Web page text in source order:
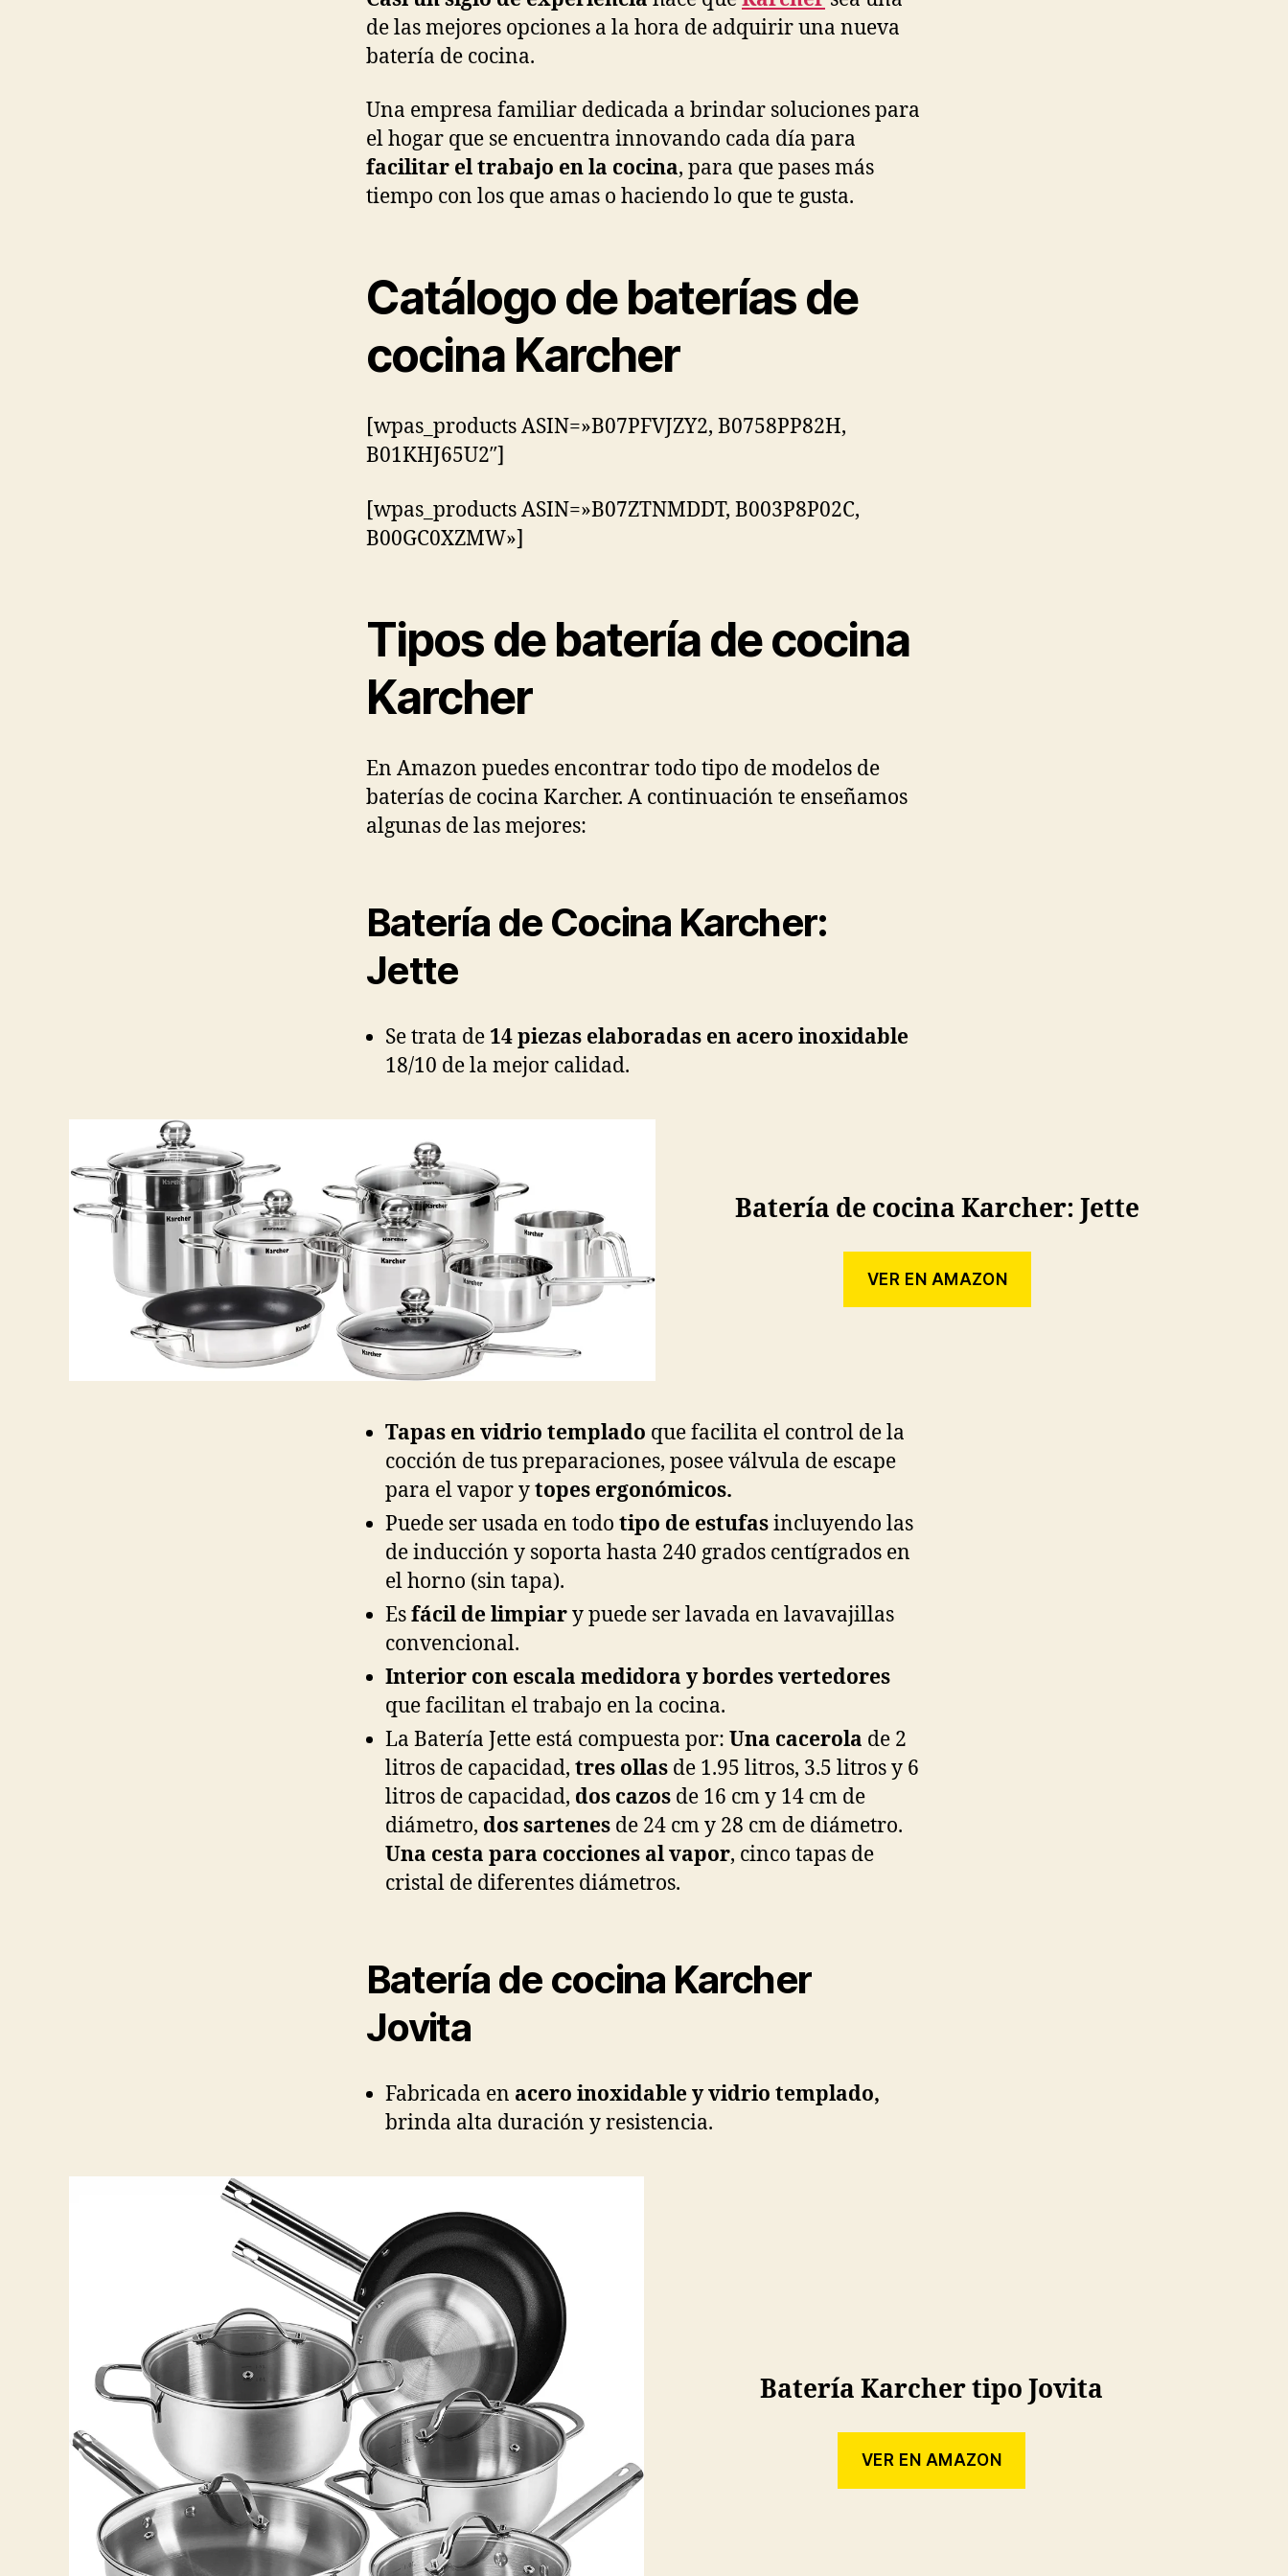
de las mejores opciones a la hora de adquirir una nueva
batería de cocina.
Una empresa familiar dedicada a brindar soluciones para
el hogar que se encuentra innovando cada día para
facilitar el trabajo en la cocina, para que pases más
tiempo con los que amas o haciendo lo que te gusta.
Catálogo de baterías de
cocina Karcher
[wpas_products ASIN=»B07PFVJZY2, B0758PP82H,
B01KHJ65U2″]
[wpas_products ASIN=»B07ZTNMDDT, B003P8P02C,
B00GC0XZMW»]
Tipos de batería de cocina
Karcher
En Amazon puedes encontrar todo tipo de modelos de
baterías de cocina Karcher. A continuación te enseñamos
algunas de las mejores:
Batería de Cocina Karcher:
Jette
Se trata de 14 piezas elaboradas en acero inoxidable
18/10 de la mejor calidad.
Batería de cocina Karcher: Jette
VER EN AMAZON
Tapas en vidrio templado que facilita el control de la
cocción de tus preparaciones, posee válvula de escape
para el vapor ytopes ergonómicos.
Puede ser usada en todo tipo de estufasincluyendo las
de inducción y soporta hasta 240 grados centígrados en
el horno (sin tapa).
Esfácil de limpiary puede ser lavada en lavavajillas
convencional.
Interior con escala medidora y bordes vertedores
que facilitan el trabajo en la cocina.
La Batería Jette está compuesta por: Una cacerola de 2
litros de capacidad, tres ollas de 1.95 litros, 3.5 litros y 6
litros de capacidad, dos cazos de 16 cm y 14 cm de
diámetro, dos sartenes de 24 cm y 28 cm de diámetro.
Una cesta para cocciones al vapor, cinco tapas de
cristal de diferentes diámetros.
Batería de cocina Karcher
Jovita
Fabricada en acero inoxidable y vidrio templado,
brinda alta duración y resistencia.
Batería Karcher tipo Jovita
VER EN AMAZON